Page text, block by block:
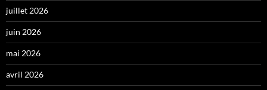
juillet 2026
juin 2026
mai 2026
avril 2026